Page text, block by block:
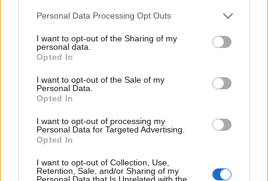
Personal Data Processing Opt Outs
I want to opt-out of the Sharing of my
personal data.
Opted In
I want to opt-out of the Sale of my
Personal Data.
Opted In
I want to opt-out of processing my
Personal Data for Targeted Advertising.
Opted In
I want to opt-out of Collection, Use,
Retention, Sale, and/or Sharing of my
Personal Data that Is Unrelated with the